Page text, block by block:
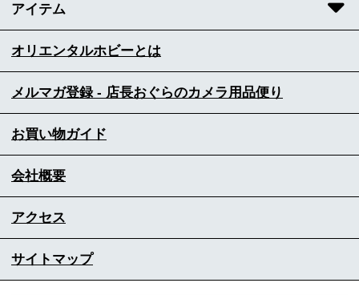
アイテム
オリエンタルホビーとは
メルマガ登録 - 店長おぐらのカメラ用品便り
お買い物ガイド
会社概要
アクセス
サイトマップ